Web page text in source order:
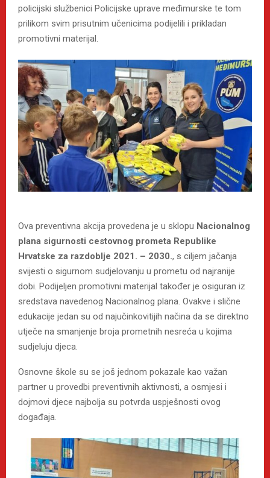
policijski službenici Policijske uprave međimurske te tom
prilikom svim prisutnim učenicima podijelili i prikladan
promotivni materijal.
Ova preventivna akcija provedena je u sklopu Nacionalnog
plana sigurnosti cestovnog prometa Republike
Hrvatske za razdoblje 2021. – 2030., s ciljem jačanja
svijesti o sigurnom sudjelovanju u prometu od najranije
dobi. Podijeljen promotivni materijal također je osiguran iz
sredstava navedenog Nacionalnog plana. Ovakve i slične
edukacije jedan su od najučinkovitijih načina da se direktno
utječe na smanjenje broja prometnih nesreća u kojima
sudjeluju djeca.
Osnovne škole su se još jednom pokazale kao važan
partner u provedbi preventivnih aktivnosti, a osmjesi i
dojmovi djece najbolja su potvrda uspješnosti ovog
događaja.